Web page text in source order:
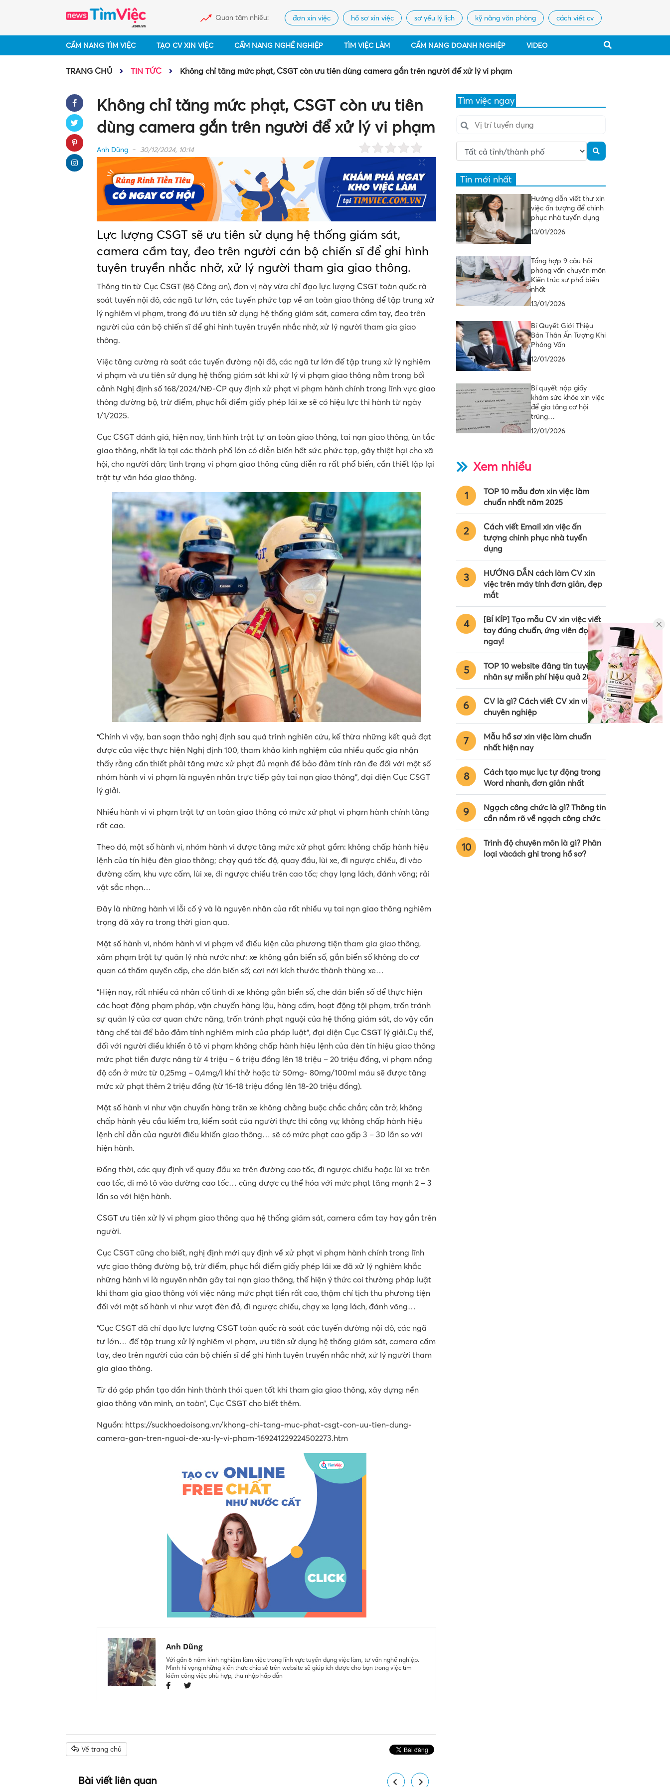
Quan tâm nhiều: đơn xin việc hồ sơ xin việc sơ yếu lý lịch kỹ năng văn phòng cách viết cv
CẨM NANG TÌM VIỆC TẠO CV XIN VIỆC CẨM NANG NGHỀ NGHIỆP TÌM VIỆC LÀM CẨM NANG DOANH NGHIỆP VIDEO
TRANG CHỦ TIN TỨC Không chỉ tăng mức phạt, CSGT còn ưu tiên dùng camera gắn trên người để xử lý vi phạm
Không chỉ tăng mức phạt, CSGT còn ưu tiên
dùng camera gắn trên người để xử lý vi phạm
Anh Dũng 30/12/2024, 10:14
Lực lượng CSGT sẽ ưu tiên sử dụng hệ thống giám sát,
camera cầm tay, đeo trên người cán bộ chiến sĩ để ghi hình
tuyên truyền nhắc nhở, xử lý người tham gia giao thông.
Thông tin từ Cục CSGT (Bộ Công an), đơn vị này vừa chỉ đạo lực lượng CSGT toàn quốc rà
soát tuyến nội đô, các ngã tư lớn, các tuyến phức tạp về an toàn giao thông để tập trung xử
lý nghiêm vi phạm, trong đó ưu tiên sử dụng hệ thống giám sát, camera cầm tay, đeo trên
người của cán bộ chiến sĩ để ghi hình tuyên truyền nhắc nhở, xử lý người tham gia giao
thông.
Việc tăng cường rà soát các tuyến đường nội đô, các ngã tư lớn để tập trung xử lý nghiêm
vi phạm và ưu tiên sử dụng hệ thống giám sát khi xử lý vi phạm giao thông nằm trong bối
cảnh Nghị định số 168/2024/NĐ-CP quy định xử phạt vi phạm hành chính trong lĩnh vực giao
thông đường bộ, trừ điểm, phục hồi điểm giấy phép lái xe sẽ có hiệu lực thi hành từ ngày
1/1/2025.
Cục CSGT đánh giá, hiện nay, tình hình trật tự an toàn giao thông, tai nạn giao thông, ùn tắc
giao thông, nhất là tại các thành phố lớn có diễn biến hết sức phức tạp, gây thiệt hại cho xã
hội, cho người dân; tình trạng vi phạm giao thông cũng diễn ra rất phổ biến, cần thiết lập lại
trật tự văn hóa giao thông.
“Chính vì vậy, ban soạn thảo nghị định sau quá trình nghiên cứu, kế thừa những kết quả đạt
được của việc thực hiện Nghị định 100, tham khảo kinh nghiệm của nhiều quốc gia nhận
thấy rằng cần thiết phải tăng mức xử phạt đủ mạnh để bảo đảm tính răn đe đối với một số
nhóm hành vi vi phạm là nguyên nhân trực tiếp gây tai nạn giao thông”, đại diện Cục CSGT
lý giải.
Nhiều hành vi vi phạm trật tự an toàn giao thông có mức xử phạt vi phạm hành chính tăng
rất cao.
Theo đó, một số hành vi, nhóm hành vi được tăng mức xử phạt gồm: không chấp hành hiệu
lệnh của tín hiệu đèn giao thông; chạy quá tốc độ, quay đầu, lùi xe, đi ngược chiều, đi vào
đường cấm, khu vực cấm, lùi xe, đi ngược chiều trên cao tốc; chạy lạng lách, đánh võng; rải
vật sắc nhọn…
Đây là những hành vi lỗi cố ý và là nguyên nhân của rất nhiều vụ tai nạn giao thông nghiêm
trọng đã xảy ra trong thời gian qua.
Một số hành vi, nhóm hành vi vi phạm về điều kiện của phương tiện tham gia giao thông,
xâm phạm trật tự quản lý nhà nước như: xe không gắn biển số, gắn biển số không do cơ
quan có thẩm quyền cấp, che dán biển số; cơi nới kích thước thành thùng xe…
“Hiện nay, rất nhiều cá nhân cố tình đi xe không gắn biển số, che dán biển số để thực hiện
các hoạt động phạm pháp, vận chuyển hàng lậu, hàng cấm, hoạt động tội phạm, trốn tránh
sự quản lý của cơ quan chức năng, trốn tránh phạt nguội của hệ thống giám sát, do vậy cần
tăng chế tài để bảo đảm tính nghiêm minh của pháp luật”, đại diện Cục CSGT lý giải.Cụ thể,
đối với người điều khiển ô tô vi phạm không chấp hành hiệu lệnh của đèn tín hiệu giao thông
mức phạt tiền được nâng từ 4 triệu – 6 triệu đồng lên 18 triệu – 20 triệu đồng, vi phạm nồng
độ cồn ở mức từ 0,25mg – 0,4mg/l khí thở hoặc từ 50mg- 80mg/100ml máu sẽ được tăng
mức xử phạt thêm 2 triệu đồng (từ 16-18 triệu đồng lên 18-20 triệu đồng).
Một số hành vi như vận chuyển hàng trên xe không chằng buộc chắc chắn; cản trở, không
chấp hành yêu cầu kiểm tra, kiểm soát của người thực thi công vụ; không chấp hành hiệu
lệnh chỉ dẫn của người điều khiển giao thông… sẽ có mức phạt cao gấp 3 – 30 lần so với
hiện hành.
Đồng thời, các quy định về quay đầu xe trên đường cao tốc, đi ngược chiều hoặc lùi xe trên
cao tốc, đi mô tô vào đường cao tốc… cũng được cụ thể hóa với mức phạt tăng mạnh 2 – 3
lần so với hiện hành.
CSGT ưu tiên xử lý vi phạm giao thông qua hệ thống giám sát, camera cầm tay hay gắn trên
người.
Cục CSGT cũng cho biết, nghị định mới quy định về xử phạt vi phạm hành chính trong lĩnh
vực giao thông đường bộ, trừ điểm, phục hồi điểm giấy phép lái xe đã xử lý nghiêm khắc
những hành vi là nguyên nhân gây tai nạn giao thông, thể hiện ý thức coi thường pháp luật
khi tham gia giao thông với việc nâng mức phạt tiền rất cao, thậm chí tịch thu phương tiện
đối với một số hành vi như vượt đèn đỏ, đi ngược chiều, chạy xe lạng lách, đánh võng…
“Cục CSGT đã chỉ đạo lực lượng CSGT toàn quốc rà soát các tuyến đường nội đô, các ngã
tư lớn… để tập trung xử lý nghiêm vi phạm, ưu tiên sử dụng hệ thống giám sát, camera cầm
tay, đeo trên người của cán bộ chiến sĩ để ghi hình tuyên truyền nhắc nhở, xử lý người tham
gia giao thông.
Từ đó góp phần tạo dần hình thành thói quen tốt khi tham gia giao thông, xây dựng nền
giao thông văn minh, an toàn”, Cục CSGT cho biết thêm.
Nguồn: https://suckhoedoisong.vn/khong-chi-tang-muc-phat-csgt-con-uu-tien-dung-
camera-gan-tren-nguoi-de-xu-ly-vi-pham-169241229224502273.htm
Anh Dũng
Với gần 6 năm kinh nghiệm làm việc trong lĩnh vực tuyển dụng việc làm, tư vấn nghề nghiệp.
Mình hi vọng những kiến thức chia sẻ trên website sẽ giúp ích được cho bạn trong việc tìm
kiếm công việc phù hợp, thu nhập hấp dẫn
Về trang chủ
Bài viết liên quan
Tìm việc ngay
Tin mới nhất
Hướng dẫn viết thư xin
việc ấn tượng để chinh
phục nhà tuyển dụng
13/01/2026
Tổng hợp 9 câu hỏi
phỏng vấn chuyên môn
Kiến trúc sư phổ biến
nhất
13/01/2026
Bí Quyết Giới Thiệu
Bản Thân Ấn Tượng Khi
Phỏng Vấn
12/01/2026
Bí quyết nộp giấy
khám sức khỏe xin việc
để gia tăng cơ hội
trúng…
12/01/2026
Xem nhiều
1
TOP 10 mẫu đơn xin việc làm
chuẩn nhất năm 2025
2
Cách viết Email xin việc ấn
tượng chinh phục nhà tuyển
dụng
3
HƯỚNG DẪN cách làm CV xin
việc trên máy tính đơn giản, đẹp
mắt
4
[BÍ KÍP] Tạo mẫu CV xin việc viết
tay đúng chuẩn, ứng viên đọc
ngay!
5
TOP 10 website đăng tin tuyển
nhân sự miễn phí hiệu quả 2024
6
CV là gì? Cách viết CV xin việc
chuyên nghiệp
7
Mẫu hồ sơ xin việc làm chuẩn
nhất hiện nay
8
Cách tạo mục lục tự động trong
Word nhanh, đơn giản nhất
9
Ngạch công chức là gì? Thông tin
cần nắm rõ về ngạch công chức
10
Trình độ chuyên môn là gì? Phân
loại vàcách ghi trong hồ sơ?